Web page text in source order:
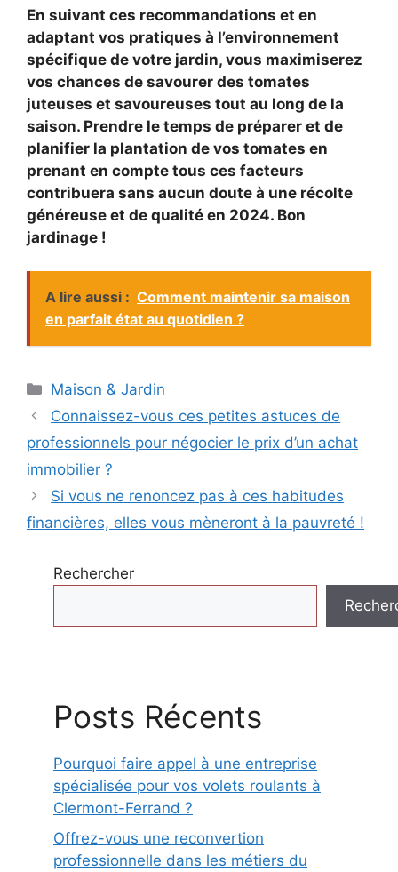
En suivant ces recommandations et en
adaptant vos pratiques à l’environnement
spécifique de votre jardin, vous maximiserez
vos chances de savourer des tomates
juteuses et savoureuses tout au long de la
saison. Prendre le temps de préparer et de
planifier la plantation de vos tomates en
prenant en compte tous ces facteurs
contribuera sans aucun doute à une récolte
généreuse et de qualité en 2024. Bon
jardinage !
A lire aussi : Comment maintenir sa maison
en parfait état au quotidien ?
Catégories
Maison & Jardin
Connaissez-vous ces petites astuces de
professionnels pour négocier le prix d’un achat
immobilier ?
Si vous ne renoncez pas à ces habitudes
financières, elles vous mèneront à la pauvreté !
Rechercher
Posts Récents
Pourquoi faire appel à une entreprise
spécialisée pour vos volets roulants à
Clermont-Ferrand ?
Offrez-vous une reconvertion
professionnelle dans les métiers du